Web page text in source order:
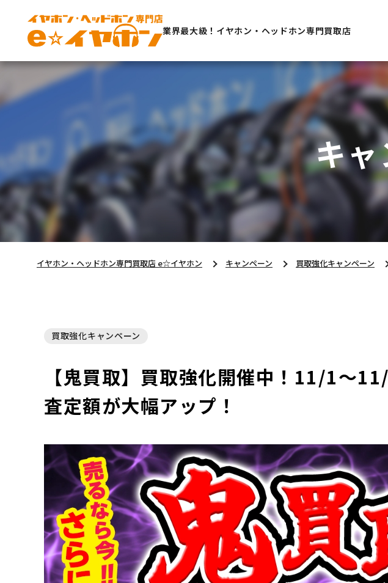
業界最大級！イヤホン・ヘッドホン専門買取店
キ
イヤホン・ヘッドホン専門買取店 e☆イヤホン キャンペーン 買取強化キャンペーン
買取強化キャンペーン
【鬼買取】買取強化開催中！11/1～
査定額が大幅アップ！